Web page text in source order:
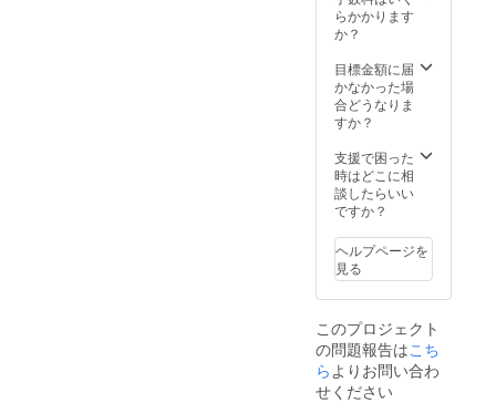
ご了承
くださ
らかかります
か？
目標金額に届
かなかった場
合どうなりま
すか？
支援で困った
時はどこに相
談したらいい
ですか？
ヘルプページを
見る
このプロジェクト
の問題報告はこち
ら よりお問い合わ
せください